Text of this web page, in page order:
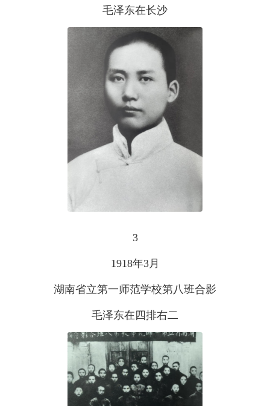
毛泽东在长沙
3
1918年3月
湖南省立第一师范学校第八班合影
毛泽东在四排右二